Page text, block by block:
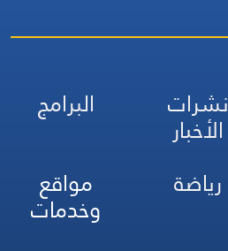
نشرات
الأخبار
البرامج
رياضة مواقع
وخدمات